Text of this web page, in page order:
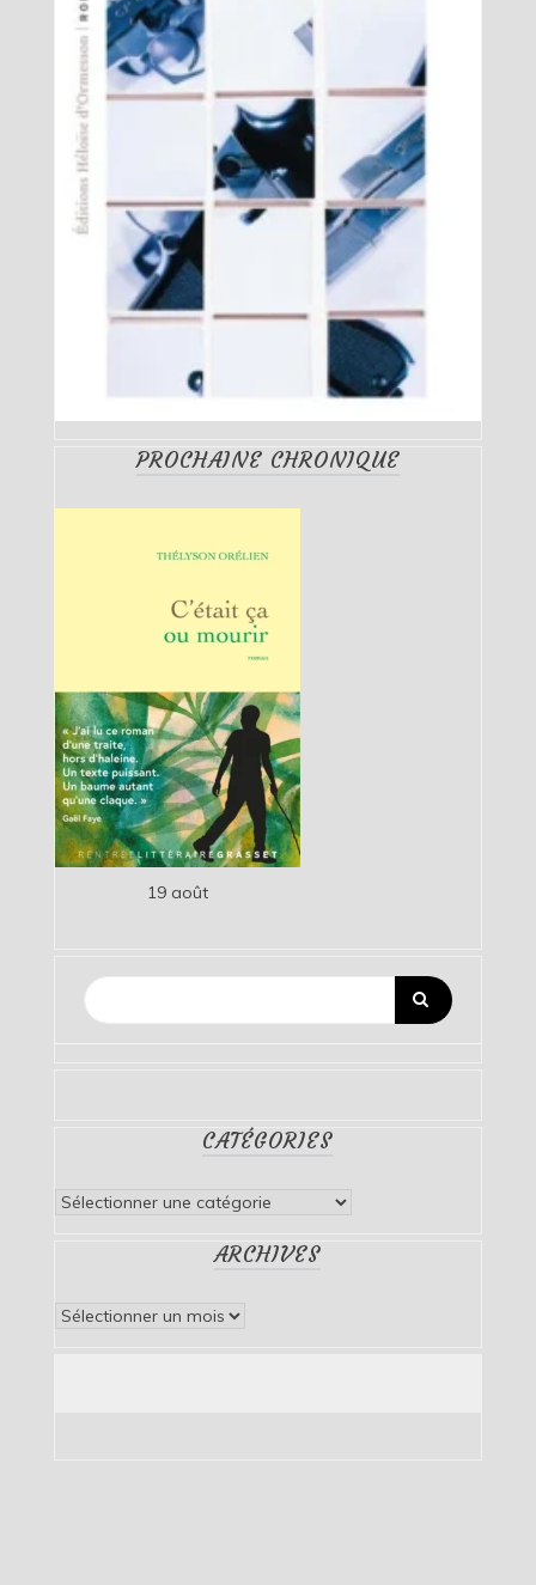
PROCHAINE CHRONIQUE
19 août
CATÉGORIES
Catégories
ARCHIVES
Archives